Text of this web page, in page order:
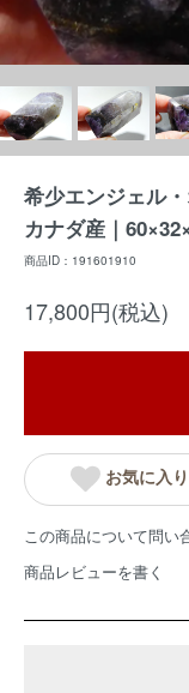
希少エンジェル
カナダ産｜
商品ID：191601910
17,800円(税込)
お気に入り
この商品について問い
商品レビューを書く